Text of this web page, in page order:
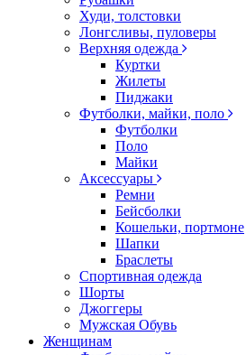
Худи, толстовки
Лонгсливы, пуловеры
Верхняя одежда
Куртки
Жилеты
Пиджаки
Футболки, майки, поло
Футболки
Поло
Майки
Аксессуары
Ремни
Бейсболки
Кошельки, портмоне
Шапки
Браслеты
Спортивная одежда
Шорты
Джоггеры
Мужская Обувь
Женщинам